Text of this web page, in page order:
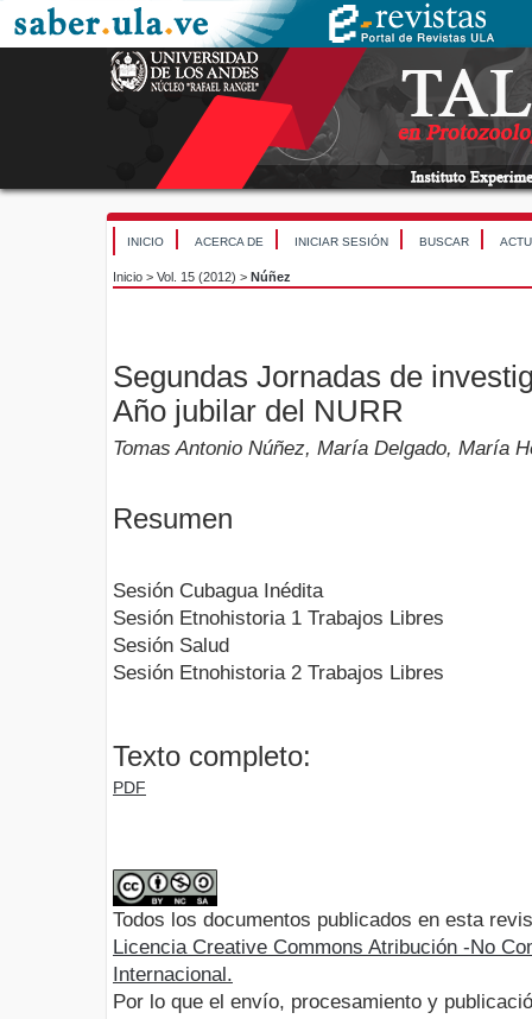
INICIO ACERCA DE INICIAR SESIÓN BUSCAR
Inicio > Vol. 15 (2012) > Núñez
Segundas Jornadas de
Año jubilar del NURR
Tomas Antonio Núñez, María Delgado, María
Resumen
Sesión Cubagua Inédita
Sesión Etnohistoria 1 Trabajos Libres
Sesión Salud
Sesión Etnohistoria 2 Trabajos Libres
Texto completo:
PDF
Todos los documentos publicados en esta
Licencia Creative Commons Atribución -No
Internacional.
Por lo que el envío, procesamiento y